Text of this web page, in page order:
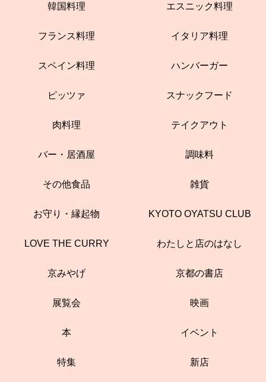
韓国料理 エスニック料理
フランス料理 イタリア料理
スペイン料理 ハンバーガー
ピッツァ スナックフード
肉料理 テイクアウト
バー・居酒屋 調味料
その他食品 雑貨
お守り・縁起物 KYOTO OYATSU CLUB
LOVE THE CURRY わたしと店のはなし
京みやげ 京都の書店
展覧会 映画
本 イベント
特集 新店